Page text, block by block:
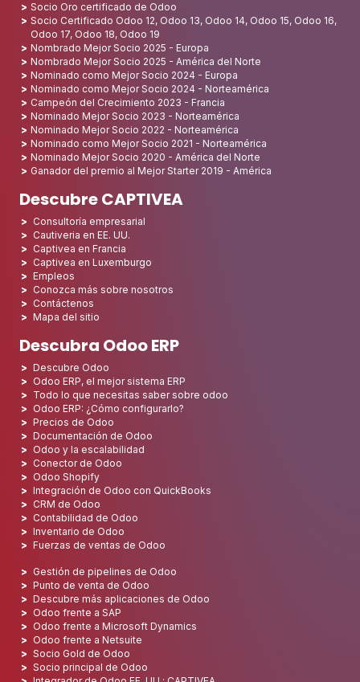
Socio Oro certificado de Odoo
Socio Certificado Odoo 12, Odoo 13, Odoo 14, Odoo 15, Odoo 16,
Odoo 17, Odoo 18, Odoo 19
Nombrado Mejor Socio 2025 - Europa
Nombrado Mejor Socio 2025 - América del Norte
Nominado como Mejor Socio 2024 - Europa
Nominado como Mejor Socio 2024 - Norteamérica
Campeón del Crecimiento 2023 - Francia
Nominado Mejor Socio 2023 - Norteamérica
Nominado Mejor Socio 2022 - Norteamérica
Nominado como Mejor Socio 2021 - Norteamérica
Nominado Mejor Socio 2020 - América del Norte
Ganador del premio al Mejor Starter 2019 - América
Descubre CAPTIVEA
Consultoría empresarial
Cautiveria en EE. UU.
Captivea en Francia
Captivea en Luxemburgo
Empleos
Conozca más sobre nosotros
Contáctenos
Mapa del sitio
Descubra Odoo ERP
Descubre Odoo
Odoo ERP, el mejor sistema ERP
Todo lo que necesitas saber sobre odoo
Odoo ERP: ¿Cómo configurarlo?
Precios de Odoo
Documentación de Odoo
Odoo y la escalabilidad
Conector de Odoo
Odoo Shopify
Integración de Odoo con QuickBooks
CRM de Odoo
Contabilidad de Odoo
Inventario de Odoo
Fuerzas de ventas de Odoo
Gestión de pipelines de Odoo
Punto de venta de Odoo
Descubre más aplicaciones de Odoo
Odoo frente a SAP
Odoo frente a Microsoft Dynamics
Odoo frente a Netsuite
Socio Gold de Odoo
Socio principal de Odoo